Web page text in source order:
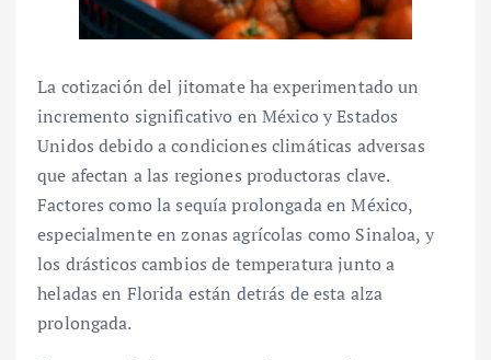
La cotización del jitomate ha experimentado un
incremento significativo en México y Estados
Unidos debido a condiciones climáticas adversas
que afectan a las regiones productoras clave.
Factores como la sequía prolongada en México,
especialmente en zonas agrícolas como Sinaloa, y
los drásticos cambios de temperatura junto a
heladas en Florida están detrás de esta alza
prolongada.